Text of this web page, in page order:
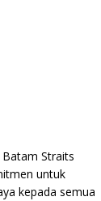
Straits
untuk
kepada semua